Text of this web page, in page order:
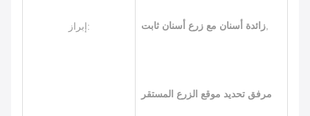
إبراز: زائدة أسنان مع زرع أسنان ثابت
مرفق تحديد موقع الزرع المستقر